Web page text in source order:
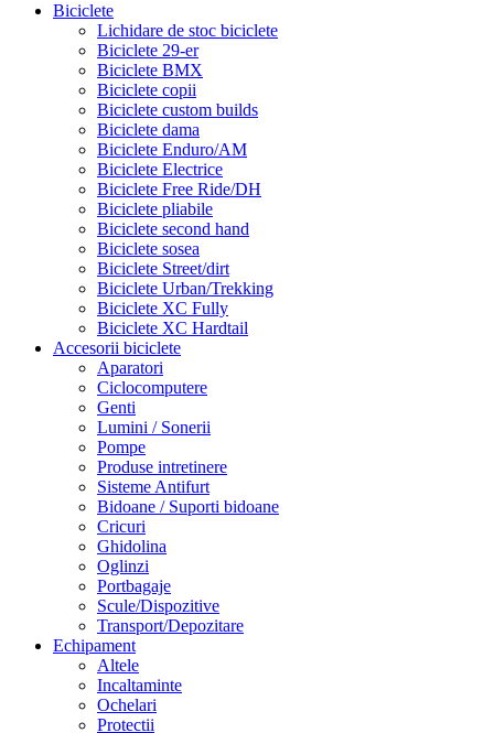
Biciclete
Lichidare de stoc biciclete
Biciclete 29-er
Biciclete BMX
Biciclete copii
Biciclete custom builds
Biciclete dama
Biciclete Enduro/AM
Biciclete Electrice
Biciclete Free Ride/DH
Biciclete pliabile
Biciclete second hand
Biciclete sosea
Biciclete Street/dirt
Biciclete Urban/Trekking
Biciclete XC Fully
Biciclete XC Hardtail
Accesorii biciclete
Aparatori
Ciclocomputere
Genti
Lumini / Sonerii
Pompe
Produse intretinere
Sisteme Antifurt
Bidoane / Suporti bidoane
Cricuri
Ghidolina
Oglinzi
Portbagaje
Scule/Dispozitive
Transport/Depozitare
Echipament
Altele
Incaltaminte
Ochelari
Protectii